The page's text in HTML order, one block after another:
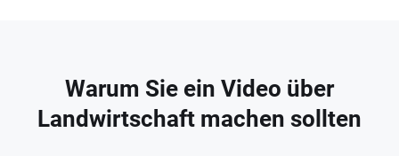
Warum Sie ein Video über
Landwirtschaft machen sollten